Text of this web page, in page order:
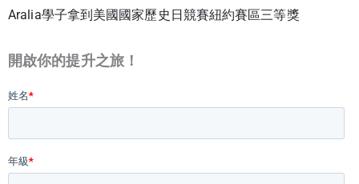
Aralia學子拿到美國國家歷史日競賽紐約賽區三等獎
開啟你的提升之旅！